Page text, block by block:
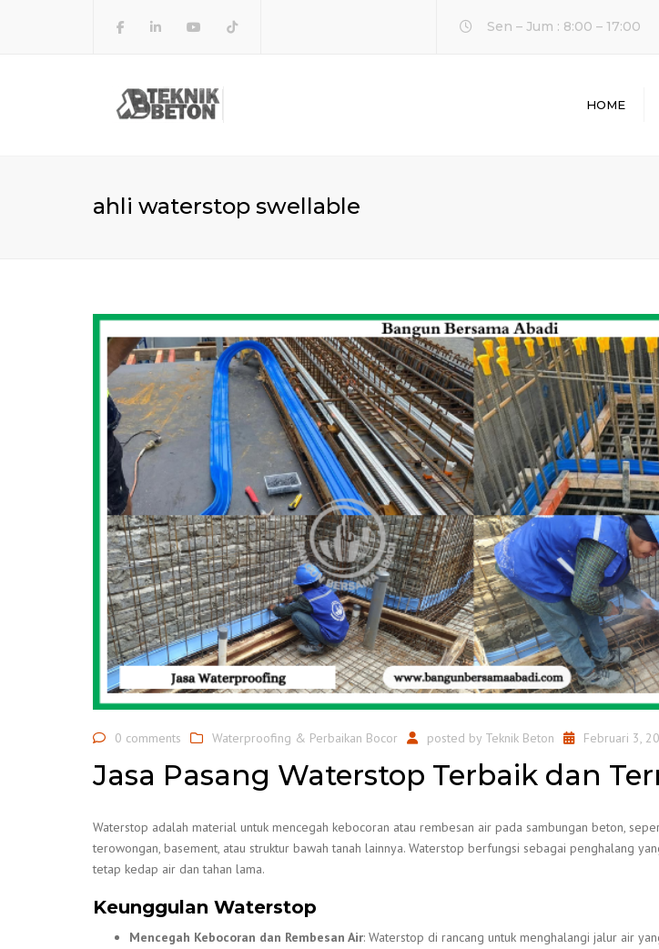
Sen – Jum : 8:00 – 17:00
HOME
ahli waterstop swellable
0 comments Waterproofing & Perbaikan Bocor posted by Teknik Beton Februari 3,
Jasa Pasang Waterstop Terbaik dan
Waterstop adalah material untuk mencegah kebocoran atau rembesan air pada sambungan beton,
terowongan, basement, atau struktur bawah tanah lainnya. Waterstop berfungsi sebagai penghalang
tetap kedap air dan tahan lama.
Keunggulan Waterstop
Mencegah Kebocoran dan Rembesan Air: Waterstop di rancang untuk menghalangi jalur air